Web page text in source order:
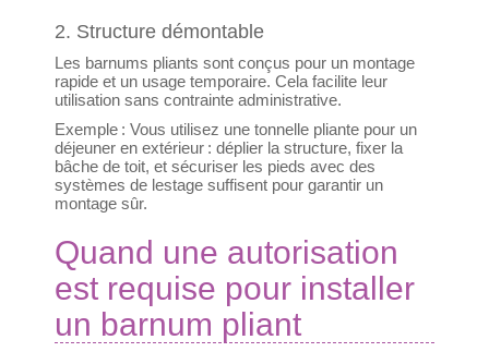
2. Structure démontable
Les barnums pliants sont conçus pour un montage
rapide et un usage temporaire. Cela facilite leur
utilisation sans contrainte administrative.
Exemple : Vous utilisez une tonnelle pliante pour un
déjeuner en extérieur : déplier la structure, fixer la
bâche de toit, et sécuriser les pieds avec des
systèmes de lestage suffisent pour garantir un
montage sûr.
Quand une autorisation
est requise pour installer
un barnum pliant